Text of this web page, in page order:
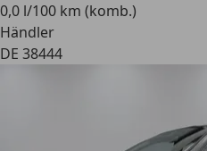
0,0 l/100 km (komb.)
Händler
DE 38444